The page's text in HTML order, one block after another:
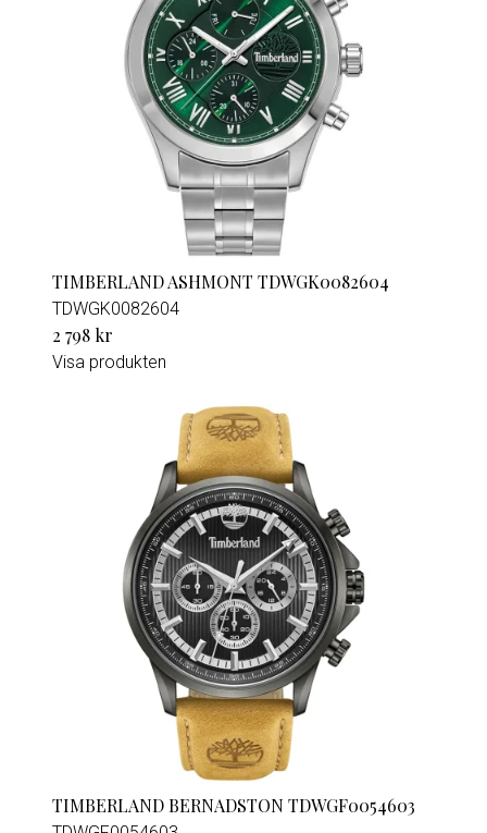
TIMBERLAND ASHMONT TDWGK0082604
TDWGK0082604
2 798 kr
Visa produkten
TIMBERLAND BERNADSTON TDWGF0054603